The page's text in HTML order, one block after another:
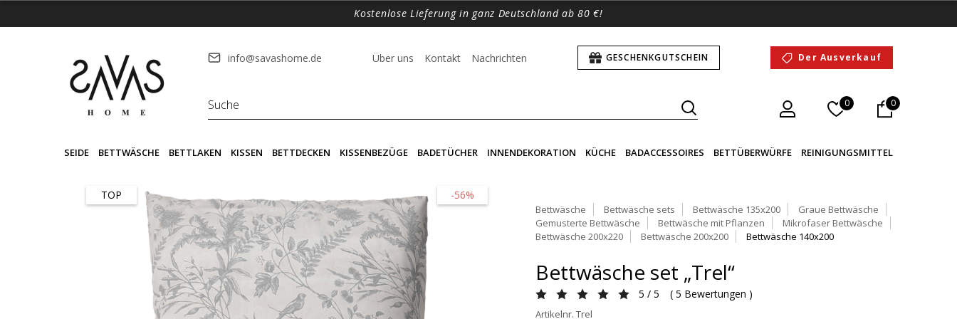
Kostenlose Lieferung in ganz Deutschland ab 80 €!
info@savashome.de Über uns Kontakt Nachrichten GESCHENKGUTSCHEIN Der Ausverkauf
0 0
SEIDE BETTWÄSCHE BETTLAKEN KISSEN BETTDECKEN KISSENBEZÜGE BADETÜCHER INNENDEKORATION KÜCHE BADACCESSOIRES BETTÜBERWÜRFE REINIGUNGSMITTEL
-56%
TOP
Bettwäsche Bettwäsche sets Bettwäsche 135x200
Graue Bettwäsche
Gemusterte Bettwäsche
Bettwäsche mit Pflanzen
Mikrofaser Bettwäsche
Bettwäsche 200x220
Bettwäsche 200x200 Bettwäsche 140x200
Bettwäsche set „Trel“
5 / 5 ( 5 Bewertungen )
Artikelnr. Trel